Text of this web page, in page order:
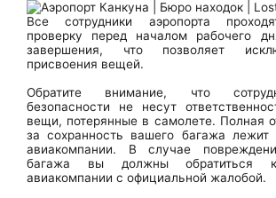
Все сотрудники аэропорта
проверку перед началом рабочего
завершения, что позволяет
присвоения вещей.
Обратите внимание, что
безопасности не несут
вещи, потерянные в самолете. Полная
за сохранность вашего багажа лежит
авиакомпании. В случае
багажа вы должны обратиться к
авиакомпании с официальной жалобой.